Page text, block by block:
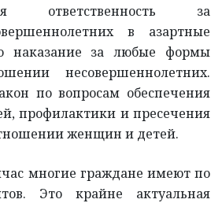
ответственность за
в азартные
наказание за любые формы
несовершеннолетних.
по вопросам обеспечения
профилактики и пресечения
женщин и детей.
многие граждане имеют по
Это крайне актуальная